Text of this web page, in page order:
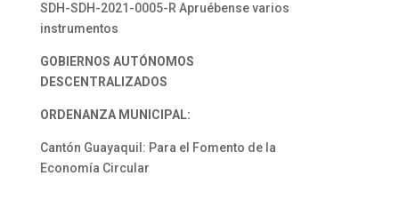
SDH-SDH-2021-0005-R Apruébense varios
instrumentos
GOBIERNOS AUTÓNOMOS
DESCENTRALIZADOS
ORDENANZA MUNICIPAL:
Cantón Guayaquil: Para el Fomento de la
Economía Circular